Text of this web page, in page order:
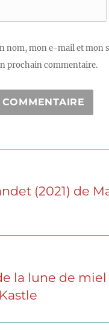
nom, mon e-mail et mon
prochain commentaire.
(2021) de
la lune de miel